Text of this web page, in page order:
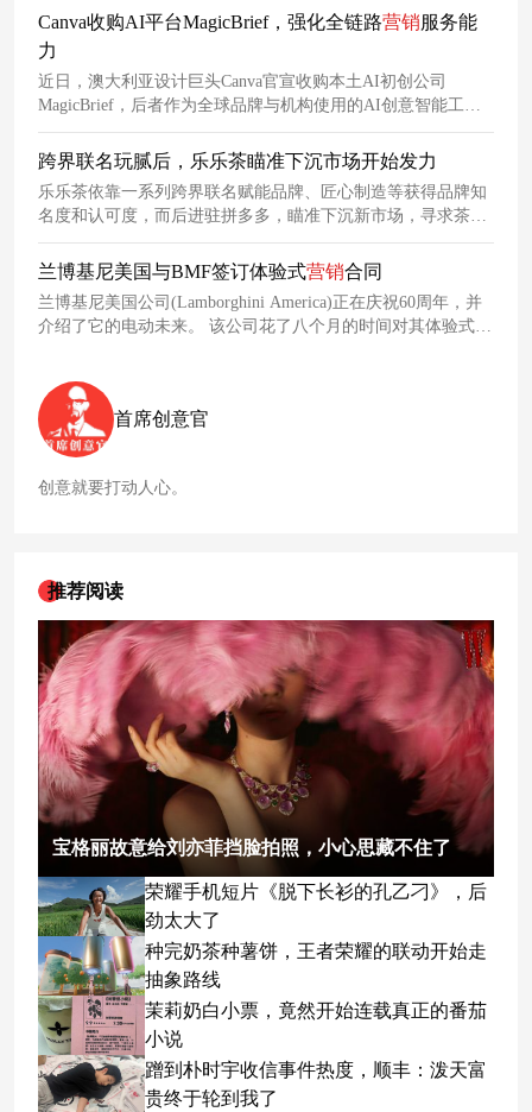
Canva收购AI平台MagicBrief，强化全链路营销服务能
力
近日，澳大利亚设计巨头Canva官宣收购本土AI初创公司
MagicBrief，后者作为全球品牌与机构使用的AI创意智能工
具，将通过技术整合助力Canva在营销分析与内容优化领域的
能力升级。此次收购旨在将MagicBrief的实时创意洞察嵌入
Canva，完善从内容构思、创作到效果分析的全链路
流。
跨界联名玩腻后，乐乐茶瞄准下沉市场开始发力
乐乐茶依靠一系列跨界联名赋能品牌、匠心制造等获得品牌知
名度和认可度，而后进驻拼多多，瞄准下沉新市场，寻求茶饮
品牌未来新方向。。
兰博基尼美国与BMF签订体验式营销合同
兰博基尼美国公司(Lamborghini America)正在庆祝60周年，并
介绍了它的电动未来。 该公司花了八个月的时间对其体验式营
之后，它接受了BMF的竞标。
首席创意官
创意就要打动人心。
推荐阅读
宝格丽故意给刘亦菲挡脸拍照，小心思藏不住了
荣耀手机短片《脱下长衫的孔乙刁》，后
劲太大了
种完奶茶种薯饼，王者荣耀的联动开始走
抽象路线
茉莉奶白小票，竟然开始连载真正的番茄
小说
蹭到朴时宇收信事件热度，顺丰：泼天富
贵终于轮到我了